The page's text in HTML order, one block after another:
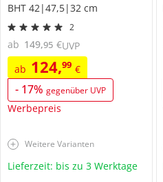
BHT 42|47,5|32 cm
2
ab 124,99 €
- 17% gegenüber UVP
Werbepreis
ab 149,95 €UVP
Weitere Varianten
Lieferzeit: bis zu 3 Werktage